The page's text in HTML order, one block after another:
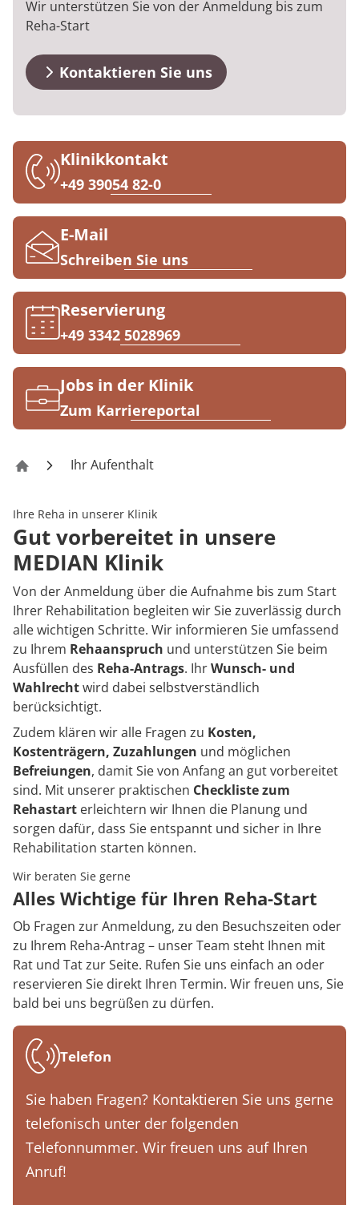
Downloads
Anreise
FAQs
Kosten & Kostenträger
Zuzahlung & Befreiung
Checkliste zum Start
Kinder-und Jugendreha
Gastroenterologie
Stoffwechselerkrankungen
Gynäkologie
HTS & Cochlea
Long Covid
Onkologie
Pneumologie
Rheumatologie
Prävention
Nachsorge
Energiepolitik
Publikationsdatenbank
Ihr Weg zu MEDIAN
Kosten & Kostenträger
Zuzahlung & Befreiung
Reha FAQ
Zuweiser
Über MEDIAN
Kooperationen
Presse
Blog
Karriere
Wir unterstützen Sie von der Anmeldung bis zum
Reha-Start
Kontaktieren Sie uns
Klinikkontakt
+49 39054 82-0
E-Mail
Schreiben Sie uns
Reservierung
+49 3342 5028969
Jobs in der Klinik
Zum Karriereportal
Klinik Flechtingen
Ihr Aufenthalt
Ihre Reha in unserer Klinik
Gut vorbereitet in unsere
MEDIAN Klinik
Von der Anmeldung über die Aufnahme bis zum Start
Ihrer Rehabilitation begleiten wir Sie zuverlässig durch
alle wichtigen Schritte. Wir informieren Sie umfassend
zu Ihrem Rehaanspruch und unterstützen Sie beim
Ausfüllen des Reha-Antrags. IhrWunsch- und
Wahlrechtwird dabei selbstverständlich
berücksichtigt.
Zudem klären wir alle Fragen zu Kosten,
Kostenträgern, Zuzahlungen und möglichen
Befreiungen, damit Sie von Anfang an gut vorbereitet
sind. Mit unserer praktischen Checkliste zum
Rehastart erleichtern wir Ihnen die Planung und
sorgen dafür, dass Sie entspannt und sicher in Ihre
Rehabilitation starten können.
Wir beraten Sie gerne
Alles Wichtige für Ihren Reha-Start
Ob Fragen zur Anmeldung, zu den Besuchszeiten oder
zu Ihrem Reha-Antrag – unser Team steht Ihnen mit
Rat und Tat zur Seite. Rufen Sie uns einfach an oder
reservieren Sie direkt Ihren Termin. Wir freuen uns, Sie
bald bei uns begrüßen zu dürfen.
Telefon
Sie haben Fragen? Kontaktieren Sie uns gerne
telefonisch unter der folgenden
Telefonnummer. Wir freuen uns auf Ihren
Anruf!